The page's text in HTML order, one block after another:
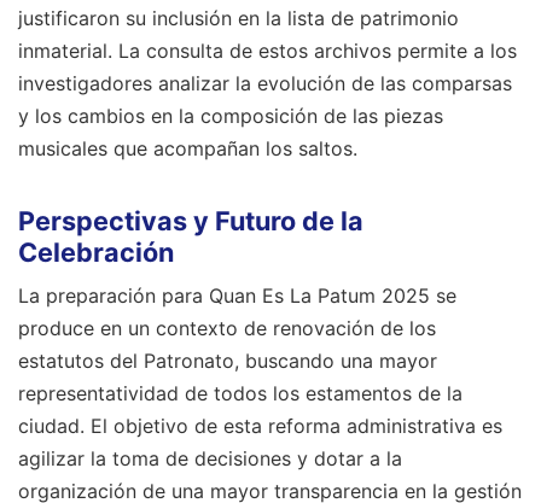
justificaron su inclusión en la lista de patrimonio
inmaterial. La consulta de estos archivos permite a los
investigadores analizar la evolución de las comparsas
y los cambios en la composición de las piezas
musicales que acompañan los saltos.
Perspectivas y Futuro de la
Celebración
La preparación para Quan Es La Patum 2025 se
produce en un contexto de renovación de los
estatutos del Patronato, buscando una mayor
representatividad de todos los estamentos de la
ciudad. El objetivo de esta reforma administrativa es
agilizar la toma de decisiones y dotar a la
organización de una mayor transparencia en la gestión